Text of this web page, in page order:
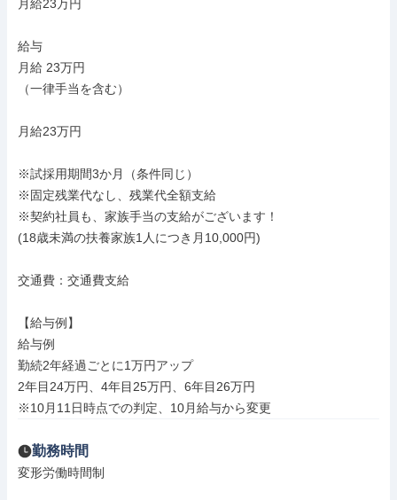
月給23万円
給与
月給 23万円
（一律手当を含む）
月給23万円
※試採用期間3か月（条件同じ）
※固定残業代なし、残業代全額支給
※契約社員も、家族手当の支給がございます！
(18歳未満の扶養家族1人につき月10,000円)
交通費：交通費支給
【給与例】
給与例
勤続2年経過ごとに1万円アップ
2年目24万円、4年目25万円、6年目26万円
※10月11日時点での判定、10月給与から変更
勤務時間
変形労働時間制